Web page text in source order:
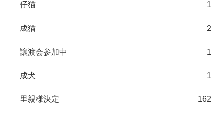
仔猫 1
成猫 2
譲渡会参加中 1
成犬 1
里親様決定 162